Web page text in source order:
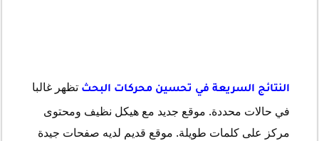
النتائج السريعة في تحسين محركات البحث تظهر غالبا
في حالات محددة. موقع جديد مع هيكل نظيف ومحتوى
مركز على كلمات طويلة. موقع قديم لديه صفحات جيدة